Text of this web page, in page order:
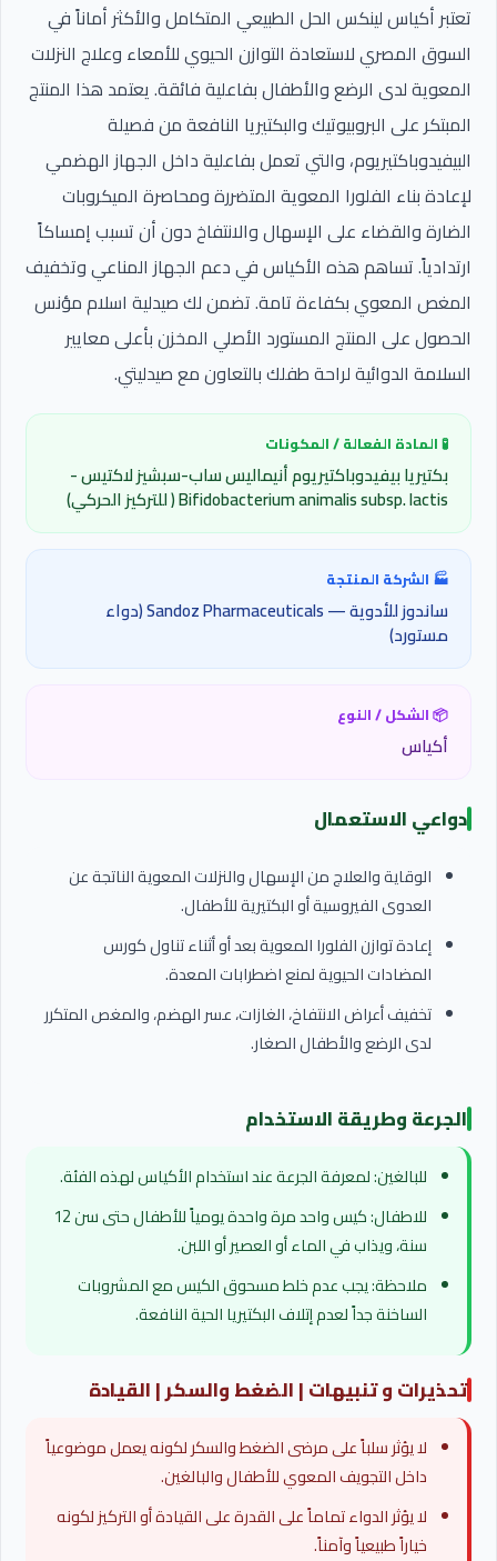
تعتبر أكياس لينكس الحل الطبيعي المتكامل والأكثر أماناً في
السوق المصري لاستعادة التوازن الحيوي للأمعاء وعلاج النزلات
المعوية لدى الرضع والأطفال بفاعلية فائقة. يعتمد هذا المنتج
المبتكر على البروبيوتيك والبكتيريا النافعة من فصيلة
البيفيدوباكتيريوم، والتي تعمل بفاعلية داخل الجهاز الهضمي
لإعادة بناء الفلورا المعوية المتضررة ومحاصرة الميكروبات
الضارة والقضاء على الإسهال والانتفاخ دون أن تسبب إمساكاً
ارتدادياً. تساهم هذه الأكياس في دعم الجهاز المناعي وتخفيف
المغص المعوي بكفاءة تامة. تضمن لك صيدلية اسلام مؤنس
الحصول على المنتج المستورد الأصلي المخزن بأعلى معايير
السلامة الدوائية لراحة طفلك بالتعاون مع صيدليتي.
🧪 المادة الفعالة / المكونات
بكتيريا بيفيدوباكتيريوم أنيماليس ساب-سبشيز لاكتيس -
Bifidobacterium animalis subsp. lactis ( للتركيز الحركي)
🏭 الشركة المنتجة
ساندوز للأدوية — Sandoz Pharmaceuticals (دواء
مستورد)
📦 الشكل / النوع
أكياس
دواعي الاستعمال
الوقاية والعلاج من الإسهال والنزلات المعوية الناتجة عن
العدوى الفيروسية أو البكتيرية للأطفال.
إعادة توازن الفلورا المعوية بعد أو أثناء تناول كورس
المضادات الحيوية لمنع اضطرابات المعدة.
تخفيف أعراض الانتفاخ، الغازات، عسر الهضم، والمغص المتكرر
لدى الرضع والأطفال الصغار.
الجرعة وطريقة الاستخدام
للبالغين: لمعرفة الجرعة عند استخدام الأكياس لهذه الفئة.
للاطفال: كيس واحد مرة واحدة يومياً للأطفال حتى سن 12
سنة، ويذاب في الماء أو العصير أو اللبن.
ملاحظة: يجب عدم خلط مسحوق الكيس مع المشروبات
الساخنة جداً لعدم إتلاف البكتيريا الحية النافعة.
تحذيرات و تنبيهات | الضغط والسكر | القيادة
لا يؤثر سلباً على مرضى الضغط والسكر لكونه يعمل موضوعياً
داخل التجويف المعوي للأطفال والبالغين.
لا يؤثر الدواء تماماً على القدرة على القيادة أو التركيز لكونه
خياراً طبيعياً وآمناً.